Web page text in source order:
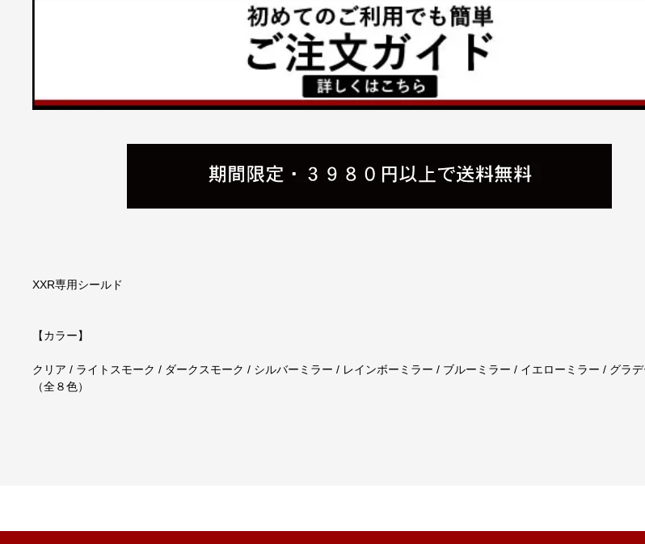
XXR専用シールド
【カラー】
クリア / ライトスモーク / ダークスモーク / シルバーミラー / レインボーミラー / ブルーミラー / イエローミラー / グラ
（全８色）